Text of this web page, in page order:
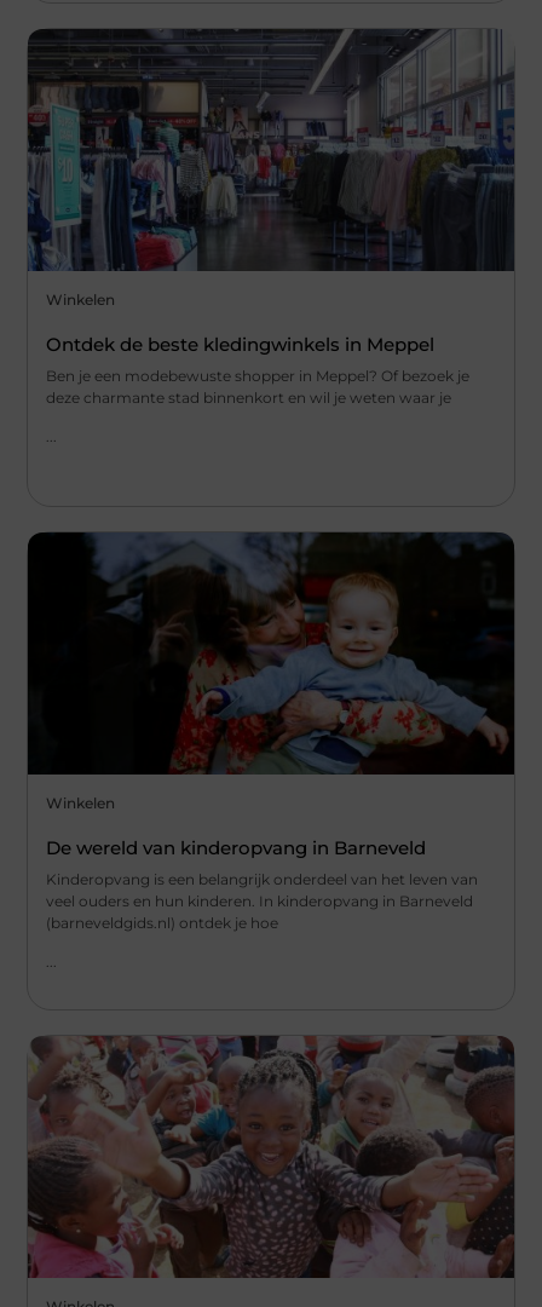
Winkelen
Ontdek de beste kledingwinkels in Meppel
Ben je een modebewuste shopper in Meppel? Of bezoek je
deze charmante stad binnenkort en wil je weten waar je
Winkelen
De wereld van kinderopvang in Barneveld
Kinderopvang is een belangrijk onderdeel van het leven van
veel ouders en hun kinderen. In kinderopvang in Barneveld
(barneveldgids.nl) ontdek je hoe
...